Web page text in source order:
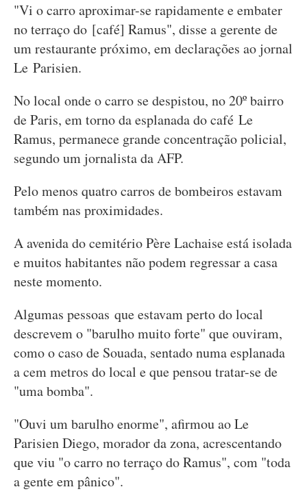
"Vi o carro aproximar-se rapidamente e embater
no terraço do [café] Ramus", disse a gerente de
um restaurante próximo, em declarações ao jornal
Le Parisien.
No local onde o carro se despistou, no 20º bairro
de Paris, em torno da esplanada do café Le
Ramus, permanece grande concentração policial,
segundo um jornalista da AFP.
Pelo menos quatro carros de bombeiros estavam
também nas proximidades.
A avenida do cemitério Père Lachaise está isolada
e muitos habitantes não podem regressar a casa
neste momento.
Algumas pessoas que estavam perto do local
descrevem o "barulho muito forte" que ouviram,
como o caso de Souada, sentado numa esplanada
a cem metros do local e que pensou tratar-se de
"uma bomba".
"Ouvi um barulho enorme", afirmou ao Le
Parisien Diego, morador da zona, acrescentando
que viu "o carro no terraço do Ramus", com "toda
a gente em pânico".